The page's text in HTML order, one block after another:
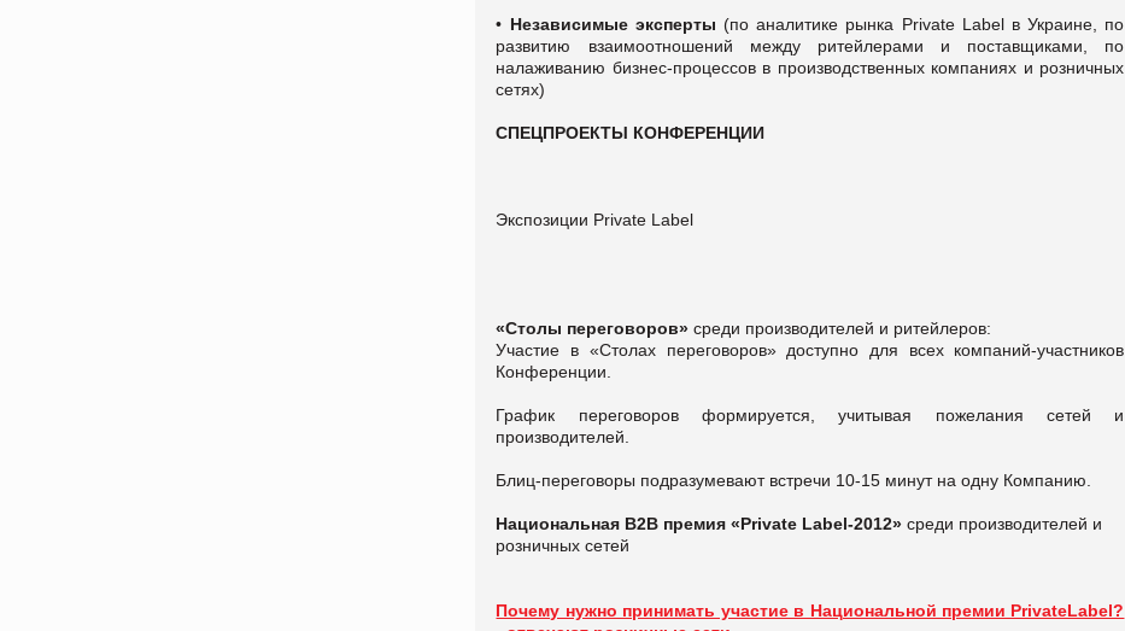
• Независимые эксперты (по аналитике рынка Private Labelв Украине, по
развитию взаимоотношений между ритейлерами и поставщиками, по
налаживанию бизнес-процессов в производственных компаниях и розничных
сетях)
СПЕЦПРОЕКТЫ КОНФЕРЕНЦИИ
Экспозиции Private Label
«Столы переговоров» среди производителей и ритейлеров:
Участие в «Столах переговоров» доступно для всех компаний-участников
Конференции.
График переговоров формируется, учитывая пожелания сетей и
производителей.
Блиц-переговоры подразумевают встречи 10-15 минут на одну Компанию.
Национальная В2В премия «Private Label-2012» среди производителей и
розничных сетей
Почему нужно принимать участие в Национальной премии PrivateLabel?